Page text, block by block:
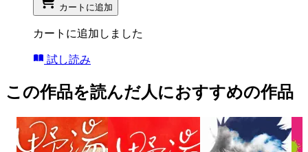
カートに追加
カートに追加しました
試し読み
この作品を読んだ人におすすめの作品